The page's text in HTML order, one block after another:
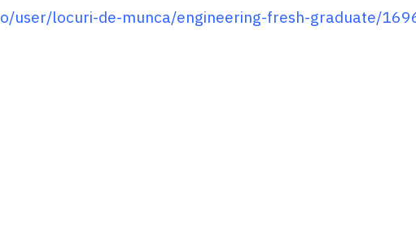
user/locuri-de-munca/engineering-fresh-graduate/